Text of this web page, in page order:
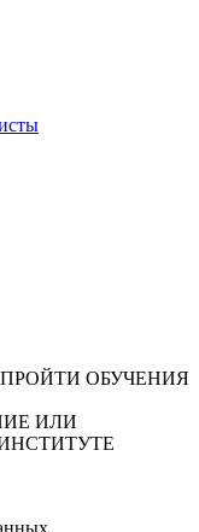
ОБУЧЕНИЯ
ИЛИ